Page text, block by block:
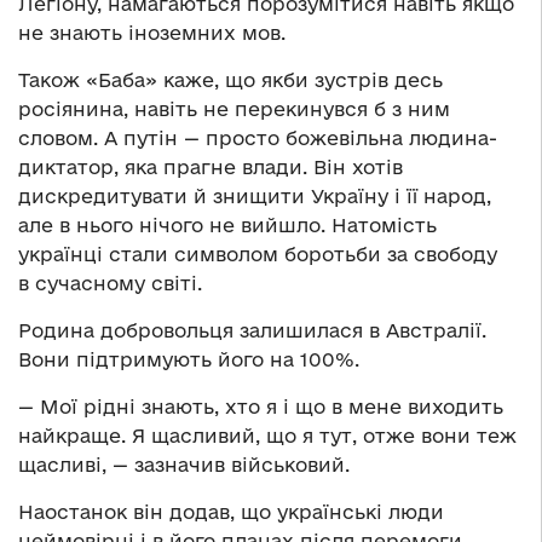
не знають іноземних мов.
Також «Баба» каже, що якби зустрів десь
росіянина, навіть не перекинувся б з ним
словом. А путін — просто божевільна людина-
диктатор, яка прагне влади. Він хотів
дискредитувати й знищити Україну і її народ,
але в нього нічого не вийшло. Натомість
українці стали символом боротьби за свободу
в сучасному світі.
Родина добровольця залишилася в Австралії.
Вони підтримують його на 100%.
— Мої рідні знають, хто я і що в мене виходить
найкраще. Я щасливий, що я тут, отже вони теж
щасливі, — зазначив військовий.
Наостанок він додав, що українські люди